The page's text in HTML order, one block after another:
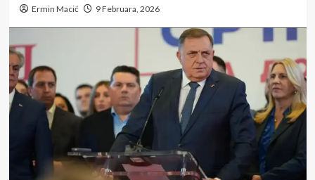
Ermin Macić 9 Februara, 2026